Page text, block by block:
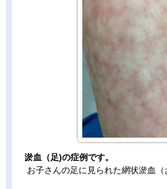
淤血（足)の症例です。
お子さんの足に見られた網状淤血（